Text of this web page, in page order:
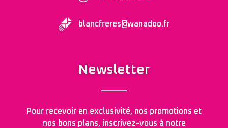
blancfreres@wanadoo.fr
Newsletter
Pour recevoir en exclusivité, nos promotions et
nos bons plans, inscrivez-vous à notre